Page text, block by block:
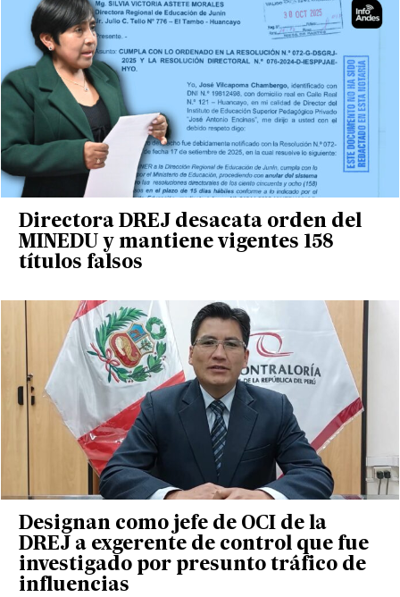
Directora DREJ desacata orden del
MINEDU y mantiene vigentes 158
títulos falsos
Designan como jefe de OCI de la
DREJ a exgerente de control que fue
investigado por presunto tráfico de
influencias